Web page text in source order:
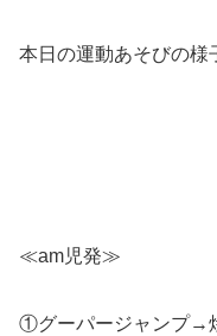
本日の運動あそびの様
≪am児発≫
①グーパージャンプ→